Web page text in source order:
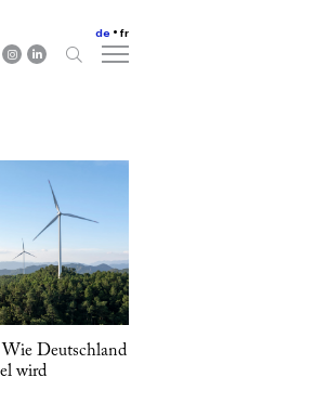
de fr
Wie Deutschland
wird